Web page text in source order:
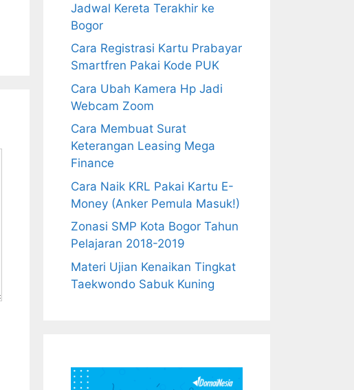
Jadwal Kereta Terakhir ke
Bogor
Cara Registrasi Kartu Prabayar
Smartfren Pakai Kode PUK
Cara Ubah Kamera Hp Jadi
Webcam Zoom
Cara Membuat Surat
Keterangan Leasing Mega
Finance
Cara Naik KRL Pakai Kartu E-
Money (Anker Pemula Masuk!)
Zonasi SMP Kota Bogor Tahun
Pelajaran 2018-2019
Materi Ujian Kenaikan Tingkat
Taekwondo Sabuk Kuning